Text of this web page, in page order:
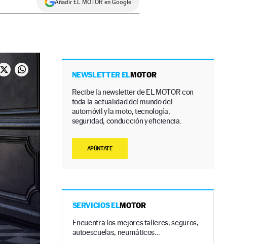
Añadir EL MOTOR en Google
NEWSLETTER ELMOTOR
Recibe la newsletter de EL MOTOR con
toda la actualidad del mundo del
automóvil y la moto, tecnología,
seguridad, conducción y eficiencia.
APÚNTATE
SERVICIOS ELMOTOR
Encuentra los mejores talleres, seguros,
autoescuelas, neumáticos…